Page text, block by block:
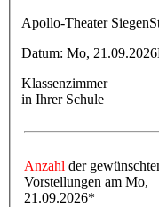
Apollo-Theater Siegen
Datum: Mo, 21.09.2026
Klassenzimmer
in Ihrer Schule
Anzahl der
Vorstellungen am Mo,
21.09.2026*